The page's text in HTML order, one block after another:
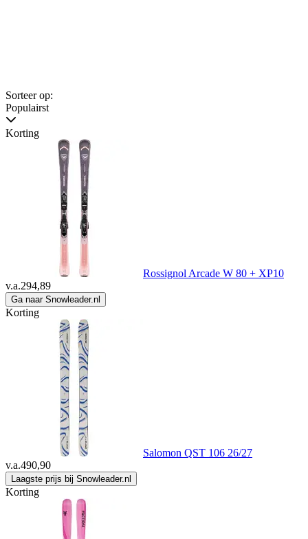
Sorteer op:
Populairst
Korting
Rossignol Arcade W 80 + XP10
v.a.294,89
Ga naar Snowleader.nl
Korting
Salomon QST 106 26/27
v.a.490,90
Laagste prijs bij Snowleader.nl
Korting